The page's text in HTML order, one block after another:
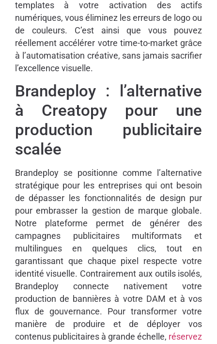
templates à votre activation des actifs
numériques, vous éliminez les erreurs de logo ou
de couleurs. C’est ainsi que vous pouvez
réellement accélérer votre time-to-market grâce
à l’automatisation créative, sans jamais sacrifier
l’excellence visuelle.
Brandeploy : l’alternative
à Creatopy pour une
production publicitaire
scalée
Brandeploy se positionne comme l’alternative
stratégique pour les entreprises qui ont besoin
de dépasser les fonctionnalités de design pur
pour embrasser la gestion de marque globale.
Notre plateforme permet de générer des
campagnes publicitaires multiformats et
multilingues en quelques clics, tout en
garantissant que chaque pixel respecte votre
identité visuelle. Contrairement aux outils isolés,
Brandeploy connecte nativement votre
production de bannières à votre DAM et à vos
flux de gouvernance. Pour transformer votre
manière de produire et de déployer vos
contenus publicitaires à grande échelle, réservez